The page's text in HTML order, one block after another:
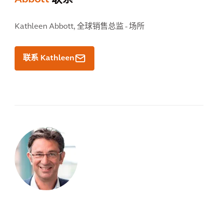
Kathleen Abbott, 全球销售总监 - 场所
联系 Kathleen